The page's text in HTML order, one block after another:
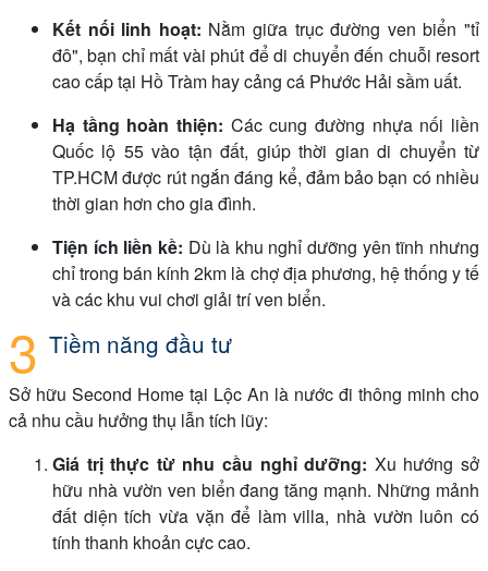
Kết nối linh hoạt: Nằm giữa trục đường ven biển "tỉ
đô", bạn chỉ mất vài phút để di chuyển đến chuỗi resort
cao cấp tại Hồ Tràm hay cảng cá Phước Hải sầm uất.
Hạ tầng hoàn thiện: Các cung đường nhựa nối liền
Quốc lộ 55 vào tận đất, giúp thời gian di chuyển từ
TP.HCM được rút ngắn đáng kể, đảm bảo bạn có nhiều
thời gian hơn cho gia đình.
Tiện ích liền kề: Dù là khu nghỉ dưỡng yên tĩnh nhưng
chỉ trong bán kính 2km là chợ địa phương, hệ thống y tế
và các khu vui chơi giải trí ven biển.
Tiềm năng đầu tư
Sở hữu Second Home tại Lộc An là nước đi thông minh cho
cả nhu cầu hưởng thụ lẫn tích lũy:
Giá trị thực từ nhu cầu nghỉ dưỡng: Xu hướng sở
hữu nhà vườn ven biển đang tăng mạnh. Những mảnh
đất diện tích vừa vặn để làm villa, nhà vườn luôn có
tính thanh khoản cực cao.